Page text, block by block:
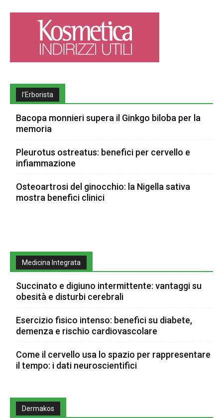
l’Erborista
Bacopa monnieri supera il Ginkgo biloba per la
memoria
Pleurotus ostreatus: benefici per cervello e
infiammazione
Osteoartrosi del ginocchio: la Nigella sativa
mostra benefici clinici
Medicina Integrata
Succinato e digiuno intermittente: vantaggi su
obesità e disturbi cerebrali
Esercizio fisico intenso: benefici su diabete,
demenza e rischio cardiovascolare
Come il cervello usa lo spazio per rappresentare
il tempo: i dati neuroscientifici
Dermakos